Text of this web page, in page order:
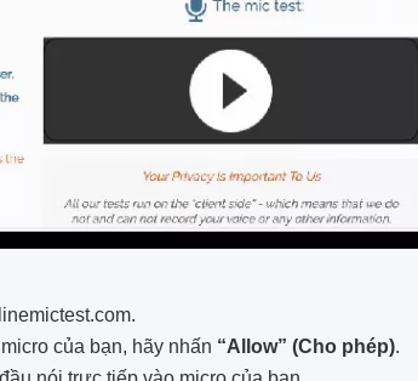
của bạn, hãy nhấn “Allow” (Cho phép).